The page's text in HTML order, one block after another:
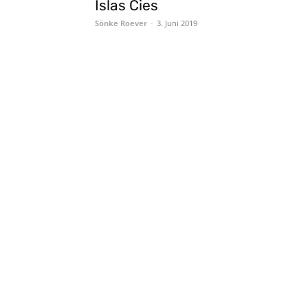
Islas Cies
Sönke Roever - 3. Juni 2019